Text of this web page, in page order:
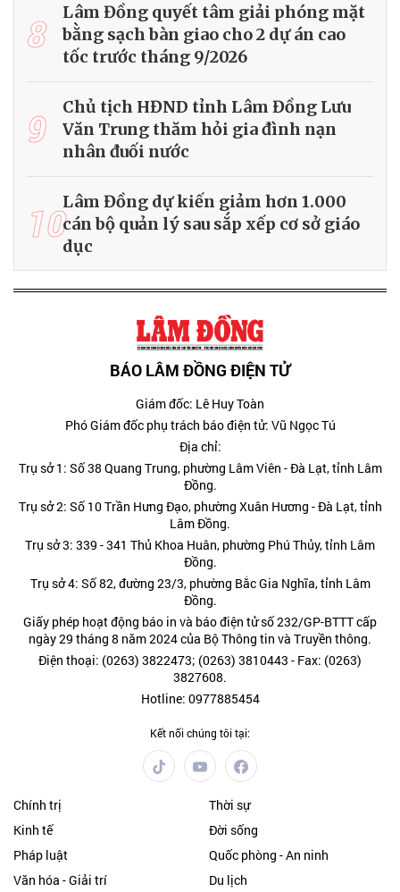
8
Lâm Đồng quyết tâm giải phóng mặt
bằng sạch bàn giao cho 2 dự án cao
tốc trước tháng 9/2026
9
Chủ tịch HĐND tỉnh Lâm Đồng Lưu
Văn Trung thăm hỏi gia đình nạn
nhân đuối nước
10Lâm Đồng dự kiến giảm hơn 1.000
cán bộ quản lý sau sắp xếp cơ sở giáo
dục
BÁO LÂM ĐỒNG ĐIỆN TỬ
Giám đốc: Lê Huy Toàn
Phó Giám đốc phụ trách báo điện tử: Vũ Ngọc Tú
Địa chỉ:
Trụ sở 1: Số 38 Quang Trung, phường Lâm Viên - Đà Lạt, tỉnh Lâm
Đồng.
Trụ sở 2: Số 10 Trần Hưng Đạo, phường Xuân Hương - Đà Lạt, tỉnh
Lâm Đồng.
Trụ sở 3: 339 - 341 Thủ Khoa Huân, phường Phú Thủy, tỉnh Lâm
Đồng.
Trụ sở 4: Số 82, đường 23/3, phường Bắc Gia Nghĩa, tỉnh Lâm
Đồng.
Giấy phép hoạt động báo in và báo điện tử số 232/GP-BTTT cấp
ngày 29 tháng 8 năm 2024 của Bộ Thông tin và Truyền thông.
Điện thoại: (0263) 3822473; (0263) 3810443 - Fax: (0263)
3827608.
Hotline: 0977885454
Kết nối chúng tôi tại:
Chính trị
Thời sự
Kinh tế
Đời sống
Pháp luật
Quốc phòng - An ninh
Văn hóa - Giải trí
Du lịch